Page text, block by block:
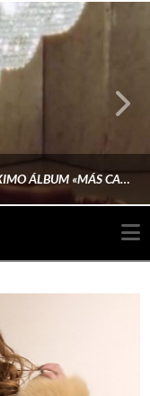
BAD GYAL ANUNCIA LA FECHA DE SU PRÓXIMO ÁLBUM «MÁS CARA»